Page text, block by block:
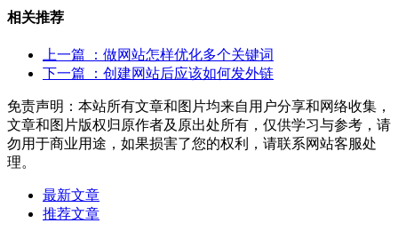
相关推荐
上一篇
：做网站怎样优化多个关键词
下一篇
：创建网站后应该如何发外链
免责声明：本站所有文章和图片均来自用户分享和网络收集，
文章和图片版权归原作者及原出处所有，仅供学习与参考，请
勿用于商业用途，如果损害了您的权利，请联系网站客服处
理。
最新文章
推荐文章